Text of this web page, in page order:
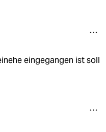
eingegangen ist soll